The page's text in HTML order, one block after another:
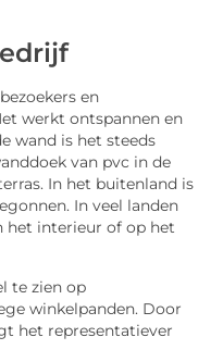
en
werkt ontspannen en
wand is het steeds
van pvc in de
In het buitenland is
In veel landen
het interieur of op het
te zien op
winkelpanden. Door
het representatiever